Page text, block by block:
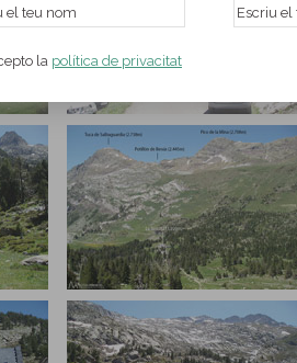
la política de privacitat